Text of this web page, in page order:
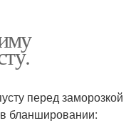
перед заморозкой
бланшировании: